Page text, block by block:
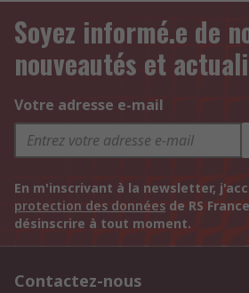
Soyez informé.e de
nouveautés et
Votre adresse e-mail
En m'inscrivant à la newsletter,
protection des données de RS
désinscrire à tout moment.
Contactez-nous